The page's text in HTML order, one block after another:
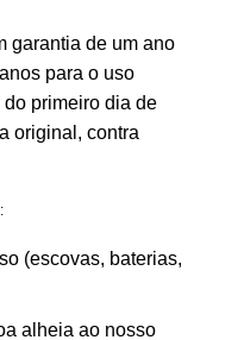
garantia de um ano
para o uso
do primeiro dia de
original, contra
(escovas, baterias,
alheia ao nosso